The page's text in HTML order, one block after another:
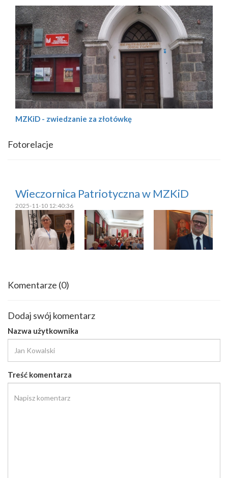
MZKiD - zwiedzanie za złotówkę
Fotorelacje
Wieczornica Patriotyczna w MZKiD
2025-11-10 12:40:36
Komentarze (0)
Dodaj swój komentarz
Nazwa użytkownika
Treść komentarza